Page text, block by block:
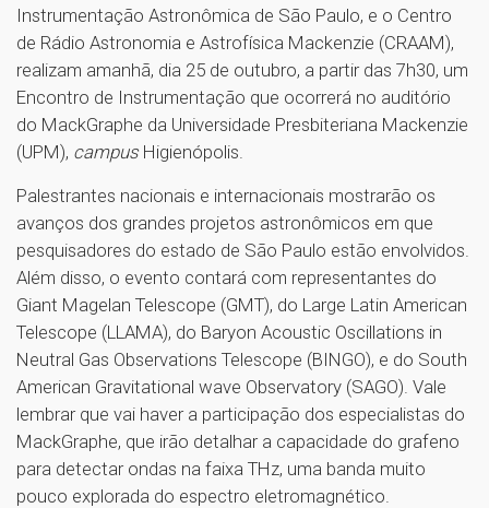
Instrumentação Astronômica de São Paulo, e o Centro
de Rádio Astronomia e Astrofísica Mackenzie (CRAAM),
realizam amanhã, dia 25 de outubro, a partir das 7h30, um
Encontro de Instrumentação que ocorrerá no auditório
do MackGraphe da Universidade Presbiteriana Mackenzie
(UPM), campus Higienópolis.
Palestrantes nacionais e internacionais mostrarão os
avanços dos grandes projetos astronômicos em que
pesquisadores do estado de São Paulo estão envolvidos.
Além disso, o evento contará com representantes do
Giant Magelan Telescope (GMT), do Large Latin American
Telescope (LLAMA), do Baryon Acoustic Oscillations in
Neutral Gas Observations Telescope (BINGO), e do South
American Gravitational wave Observatory (SAGO). Vale
lembrar que vai haver a participação dos especialistas do
MackGraphe, que irão detalhar a capacidade do grafeno
para detectar ondas na faixa THz, uma banda muito
pouco explorada do espectro eletromagnético.